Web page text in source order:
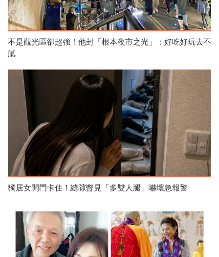
不是觀光區卻超強！他封「根本夜市之光」：好吃好玩去不
膩
獨居女開門卡住！縫隙瞥見「多雙人腿」嚇壞急報警